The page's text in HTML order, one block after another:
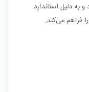
به دلیل استاندارد
فراهم می‌کند.